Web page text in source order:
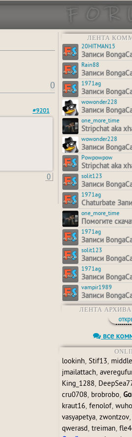
0
#9201
0
ЛЕНТА
20HITMAN15
Записи
Rain88
Записи
1971ag
Записи
wowonder228
Записи
one_more_time
Stripchat aka
wowonder228
Записи
Powpowpow
Stripchat aka
solit123
Записи
1971ag
Chaturbate
one_more_time
Помогите
1971ag
Записи
solit123
Записи
1971ag
Записи
vampir1989
Записи
ЛЕНТА АРХИВА
все
lookinh, Stif13,
jmailattach,
King_1288,
cru0708, brobrobo,
kraut16, fenolof,
vasyapetya, zwontzov,
qwerasd, treiman,